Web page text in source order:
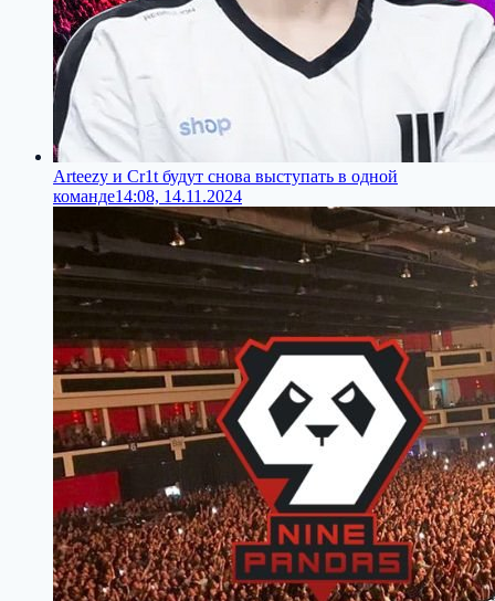
Arteezy и Cr1t будут снова выступать в одной
команде14:08, 14.11.2024